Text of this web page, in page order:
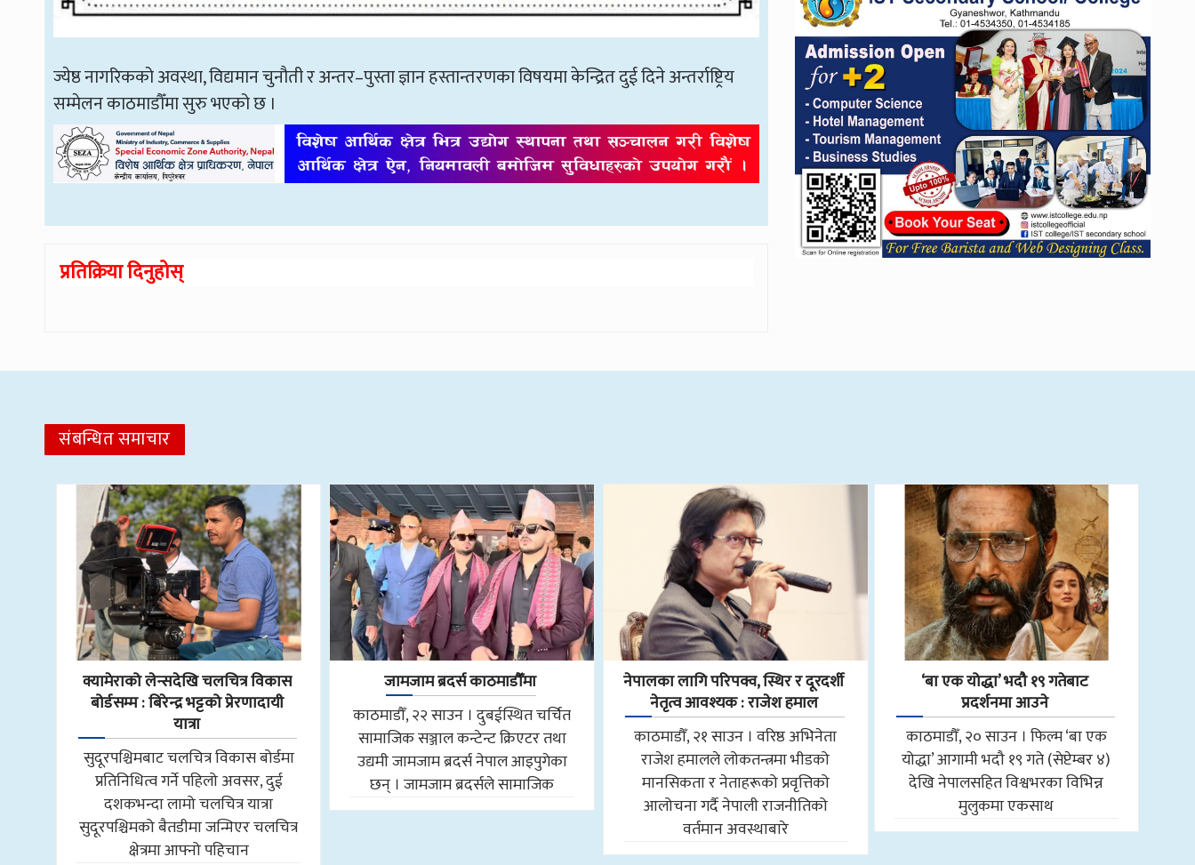
ज्येष्ठ नागरिकको अवस्था, विद्यमान चुनौती र अन्तर–पुस्ता ज्ञान हस्तान्तरणका विषयमा केन्द्रित दुई दिने अन्तर्राष्ट्रिय
सम्मेलन काठमाडौँमा सुरु भएको छ ।
प्रतिक्रिया दिनुहोस्
संबन्धित समाचार
क्यामेराको लेन्सदेखि चलचित्र विकास
बोर्डसम्म : बिरेन्द्र भट्टको प्रेरणादायी
यात्रा
सुदूरपश्चिमबाट चलचित्र विकास बोर्डमा
प्रतिनिधित्व गर्ने पहिलो अवसर, दुई
दशकभन्दा लामो चलचित्र यात्रा
सुदूरपश्चिमको बैतडीमा जन्मिएर चलचित्र
क्षेत्रमा आफ्नो पहिचान
जामजाम ब्रदर्स काठमाडौँमा
काठमाडौँ, २२ साउन । दुबईस्थित चर्चित
सामाजिक सञ्जाल कन्टेन्ट क्रिएटर तथा
उद्यमी जामजाम ब्रदर्स नेपाल आइपुगेका
छन् । जामजाम ब्रदर्सले सामाजिक
नेपालका लागि परिपक्व, स्थिर र दूरदर्शी
नेतृत्व आवश्यक : राजेश हमाल
काठमाडौँ, २१ साउन । वरिष्ठ अभिनेता
राजेश हमालले लोकतन्त्रमा भीडको
मानसिकता र नेताहरूको प्रवृत्तिको
आलोचना गर्दै नेपाली राजनीतिको
वर्तमान अवस्थाबारे
‘बा एक योद्धा’ भदौ १९ गतेबाट
प्रदर्शनमा आउने
काठमाडौँ, २० साउन । फिल्म ‘बा एक
योद्धा’ आगामी भदौ १९ गते (सेप्टेम्बर ४)
देखि नेपालसहित विश्वभरका विभिन्न
मुलुकमा एकसाथ